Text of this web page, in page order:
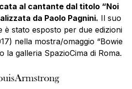
al cantante dal titolo “Noi
da Paolo Pagnini. Il suo
è stato esposto per due edizioni
nella mostra/omaggio “Bowie
la galleria SpazioCima di Roma.